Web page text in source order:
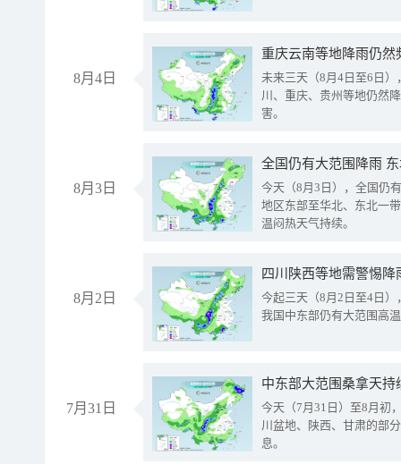
8月4日
重庆云南等地降雨仍然
未来三天（8月4日至6日
川、重庆、贵州等地仍然
害。
8月3日
全国仍有大范围降雨
今天（8月3日），全国仍
地区东部至华北、东北一
温闷热天气持续。
8月2日
今起三天（8月2日至4日
我国中东部仍有大范围高
7月31日
中东部大范围桑拿天
今天（7月31日）至8月初
川盆地、陕西、甘肃的部
息。